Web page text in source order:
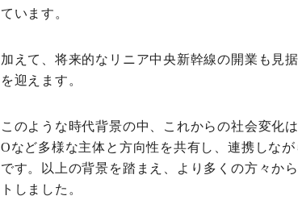
ています。
加えて、将来的なリニア中央新幹線の開業も見
を迎えます。
このような時代背景の中、これからの社会変化
Oなど多様な主体と方向性を共有し、連携しな
です。以上の背景を踏まえ、より多くの方々か
トしました。